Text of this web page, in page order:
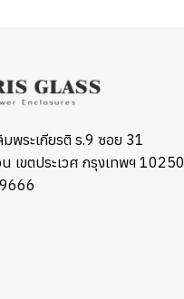
พระเกียรติ ร.9 ซอย 31
เขตประเวศ กรุงเทพฯ 10250